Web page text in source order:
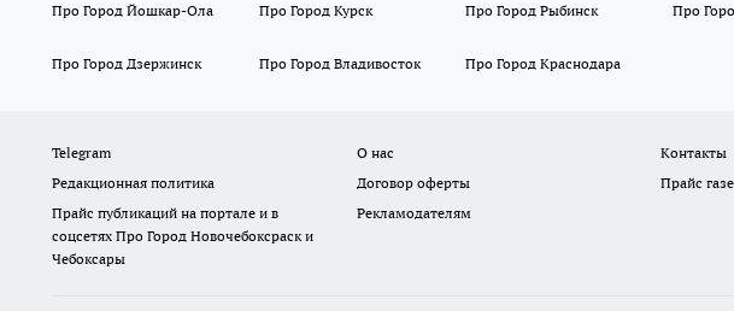
Про Город Йошкар-Ола
Про Город Курск Про Город Рыбинск Про
Про Город Дзержинск
Про Город Владивосток Про Город Краснодара
Telegram О нас
Контакты
Редакционная политика
Договор оферты
Прайс
Прайс публикаций на портале и в
соцсетях Про Город Новочебоксраск и
Чебоксары
Рекламодателям